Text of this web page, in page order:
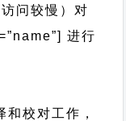
问较慢）对
进行
校对工作，